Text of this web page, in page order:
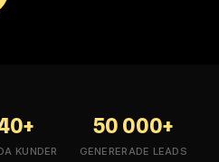
KUNDER
50 000+
GENERERADE LEADS